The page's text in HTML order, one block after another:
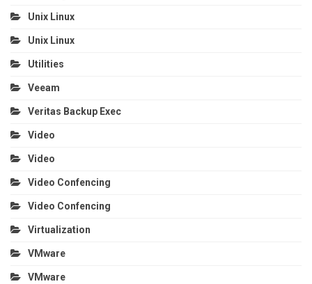
Unix Linux
Unix Linux
Utilities
Veeam
Veritas Backup Exec
Video
Video
Video Confencing
Video Confencing
Virtualization
VMware
VMware